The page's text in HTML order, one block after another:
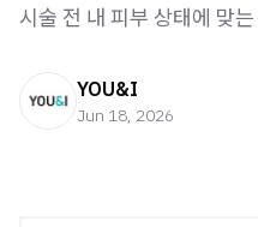
시술 전 내 피부 상태에 맞
YOU&I
Jun 18, 2026